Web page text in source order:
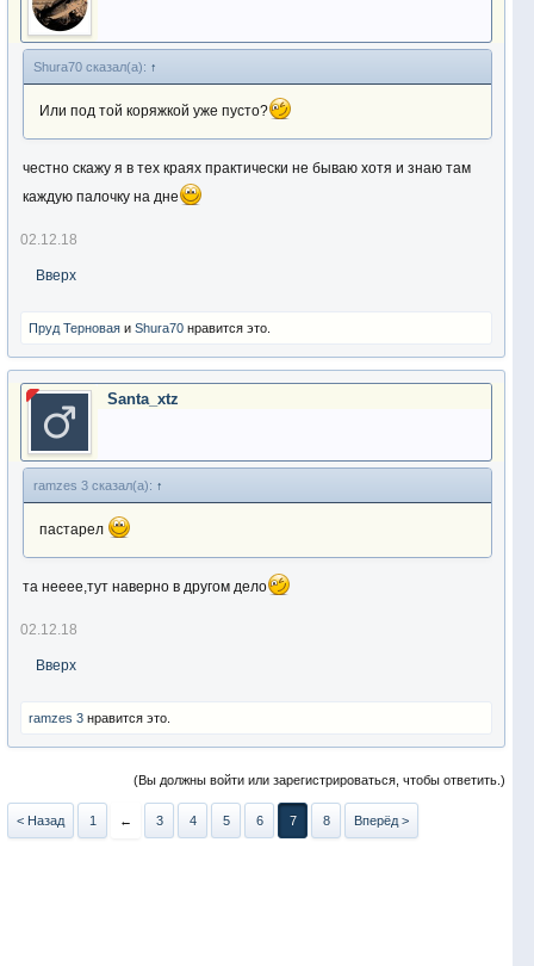
Shura70 сказал(а): ↑
Или под той коряжкой уже пусто?
честно скажу я в тех краях практически не бываю хотя и знаю там
каждую палочку на дне
02.12.18
Вверх
Пруд Терновая и Shura70 нравится это.
Santa_xtz
ramzes 3 сказал(а): ↑
пастарел
та нееее,тут наверно в другом дело
02.12.18
Вверх
ramzes 3 нравится это.
(Вы должны войти или зарегистрироваться, чтобы ответить.)
< Назад 1 ← 3 4 5 6 7 8 Вперёд >